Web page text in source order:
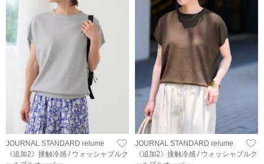
JOURNAL STANDARD relume
《追加2》接触冷感 / ウォッシャブルク
JOURNAL STANDARD relume
《追加2》接触冷感 / ウォッシャブルク